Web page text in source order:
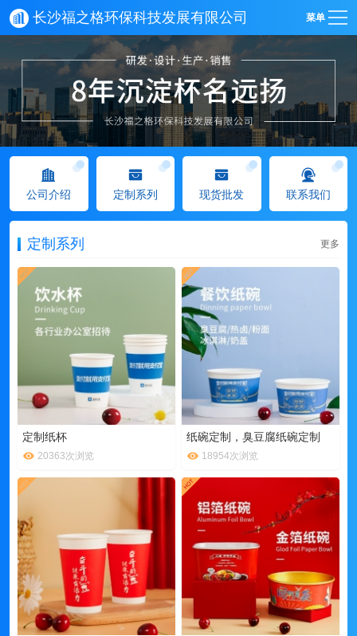
长沙福之格环保科技发展有限公司 菜单
公司介绍 定制系列 现货批发 联系我们
定制系列 更多
定制纸杯
20363次浏览
纸碗定制，臭豆腐纸碗定制
18954次浏览